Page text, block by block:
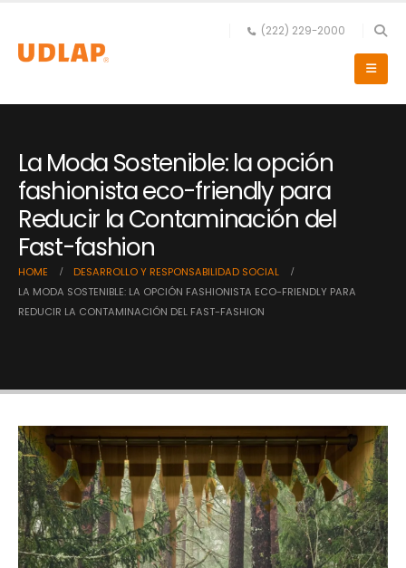
(222) 229-2000
La Moda Sostenible: la opción
fashionista eco-friendly para
Reducir la Contaminación del
Fast-fashion
HOME
DESARROLLO Y RESPONSABILIDAD SOCIAL
LA MODA SOSTENIBLE: LA OPCIÓN FASHIONISTA ECO-FRIENDLY PARA
REDUCIR LA CONTAMINACIÓN DEL FAST-FASHION